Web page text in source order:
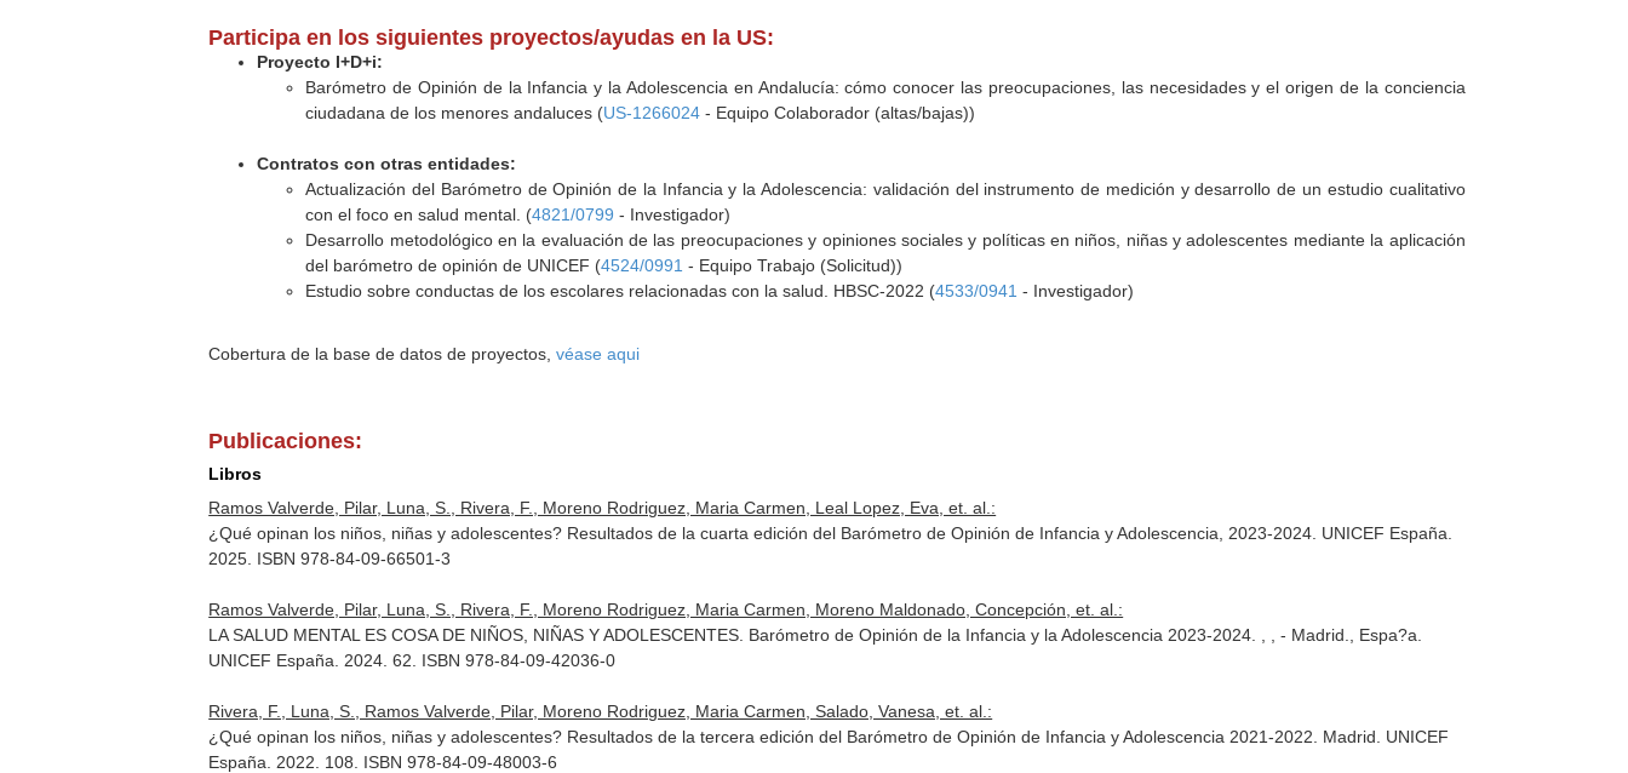
Participa en los siguientes proyectos/ayudas en la US:
Proyecto I+D+i:
Barómetro de Opinión de la Infancia y la Adolescencia en Andalucía: cómo conocer las preocupaciones, las necesidades y el origen de la conciencia
ciudadana de los menores andaluces (US-1266024 - Equipo Colaborador (altas/bajas))
Contratos con otras entidades:
Actualización del Barómetro de Opinión de la Infancia y la Adolescencia: validación del instrumento de medición y desarrollo de un estudio cualitativo
con el foco en salud mental. (4821/0799 - Investigador)
Desarrollo metodológico en la evaluación de las preocupaciones y opiniones sociales y políticas en niños, niñas y adolescentes mediante la aplicación
del barómetro de opinión de UNICEF (4524/0991 - Equipo Trabajo (Solicitud))
Estudio sobre conductas de los escolares relacionadas con la salud. HBSC-2022 (4533/0941 - Investigador)
Cobertura de la base de datos de proyectos,véase aqui
Publicaciones:
Libros
Ramos Valverde, Pilar, Luna, S., Rivera, F., Moreno Rodriguez, Maria Carmen, Leal Lopez, Eva, et. al.:
¿Qué opinan los niños, niñas y adolescentes? Resultados de la cuarta edición del Barómetro de Opinión de Infancia y Adolescencia, 2023-2024. UNICEF España.
2025. ISBN 978-84-09-66501-3
Ramos Valverde, Pilar, Luna, S., Rivera, F., Moreno Rodriguez, Maria Carmen, Moreno Maldonado, Concepción, et. al.:
LA SALUD MENTAL ES COSA DE NIÑOS, NIÑAS Y ADOLESCENTES. Barómetro de Opinión de la Infancia y la Adolescencia 2023-2024. , , - Madrid., Espa?a.
UNICEF España. 2024. 62. ISBN 978-84-09-42036-0
Rivera, F., Luna, S., Ramos Valverde, Pilar, Moreno Rodriguez, Maria Carmen, Salado, Vanesa, et. al.:
¿Qué opinan los niños, niñas y adolescentes? Resultados de la tercera edición del Barómetro de Opinión de Infancia y Adolescencia 2021-2022. Madrid. UNICEF
España. 2022. 108. ISBN 978-84-09-48003-6